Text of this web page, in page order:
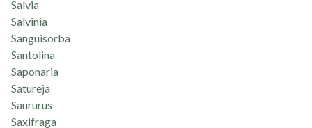
Salvia
Salvinia
Sanguisorba
Santolina
Saponaria
Satureja
Saururus
Saxifraga